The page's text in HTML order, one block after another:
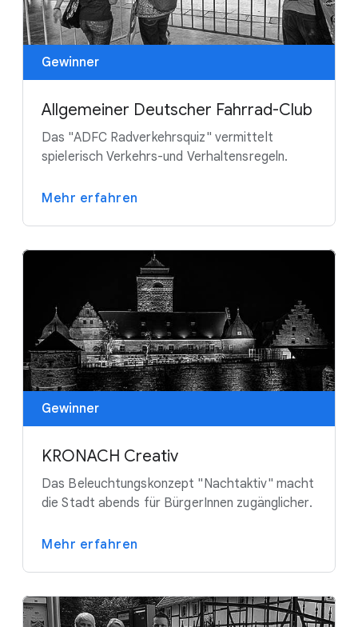
Gewinner
Allgemeiner Deutscher Fahrrad-Club
Das "ADFC Radverkehrsquiz" vermittelt
spielerisch Verkehrs-und Verhaltensregeln.
Mehr erfahren
Gewinner
KRONACH Creativ
Das Beleuchtungskonzept "Nachtaktiv" macht
die Stadt abends für BürgerInnen zugänglicher.
Mehr erfahren